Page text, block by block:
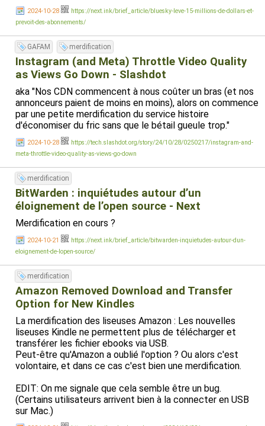
2024-10-28
https://next.ink/brief_article/bluesky-leve-15-millions-de-dollars-et-
prevoit-des-abonnements/
GAFAM merdification
Instagram (and Meta) Throttle Video Quality
as Views Go Down - Slashdot
aka "Nos CDN commencent à nous coûter un bras (et nos
annonceurs paient de moins en moins), alors on commence
par une petite merdification du service histoire
d'économiser du fric sans que le bétail gueule trop."
2024-10-28
https://tech.slashdot.org/story/24/10/28/0250217/instagram-and-
meta-throttle-video-quality-as-views-go-down
merdification
BitWarden : inquiétudes autour d’un
éloignement de l’open source - Next
Merdification en cours ?
2024-10-21
https://next.ink/brief_article/bitwarden-inquietudes-autour-dun-
eloignement-de-lopen-source/
merdification
Amazon Removed Download and Transfer
Option for New Kindles
La merdification des liseuses Amazon : Les nouvelles
liseuses Kindle ne permettent plus de télécharger et
transférer les fichier ebooks via USB.
Peut-être qu'Amazon a oublié l'option ? Ou alors c'est
volontaire, et dans ce cas c'est bien une merdification.
EDIT: On me signale que cela semble être un bug.
(Certains utilisateurs arrivent bien à la connecter en USB
sur Mac.)